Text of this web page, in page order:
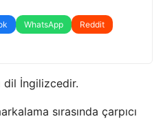
WhatsApp
Reddit
dil İngilizcedir.
sırasında çarpıcı